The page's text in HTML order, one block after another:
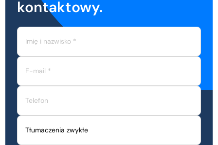
kontaktowy.